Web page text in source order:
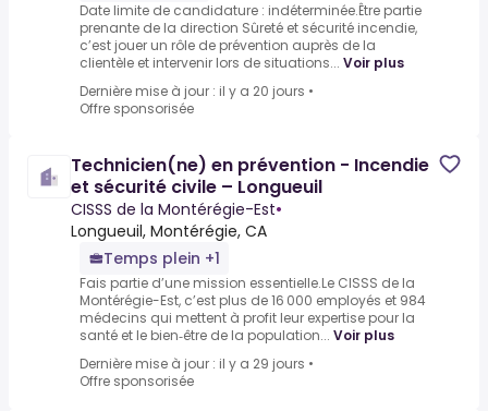
Date limite de candidature : indéterminée.Être partie
prenante de la direction Sûreté et sécurité incendie,
c’est jouer un rôle de prévention auprès de la
clientèle et intervenir lors de situations... Voir plus
Dernière mise à jour : il y a 20 jours •
Offre sponsorisée
Technicien(ne) en prévention - Incendie
et sécurité civile – Longueuil
CISSS de la Montérégie-Est•
Longueuil, Montérégie, CA
Temps plein +1
Fais partie d’une mission essentielle.Le CISSS de la
Montérégie-Est, c’est plus de 16 000 employés et 984
médecins qui mettent à profit leur expertise pour la
santé et le bien‑être de la population... Voir plus
Dernière mise à jour : il y a 29 jours •
Offre sponsorisée